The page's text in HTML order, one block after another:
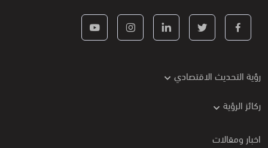
رؤية التحديث الاقتصادي
ركائز الرؤية
اخبار ومقالات